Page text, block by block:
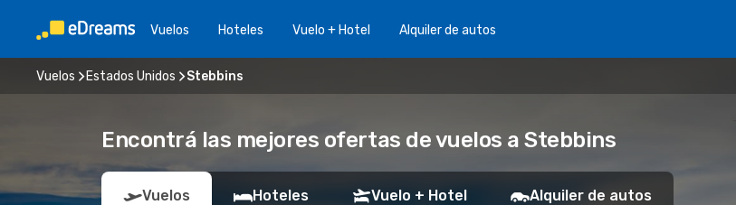
Vuelos Hoteles Vuelo + Hotel Alquiler de autos
Vuelos Estados Unidos Stebbins
Encontrá las mejores ofertas de vuelos a Stebbins
Vuelos Hoteles Vuelo + Hotel Alquiler de autos